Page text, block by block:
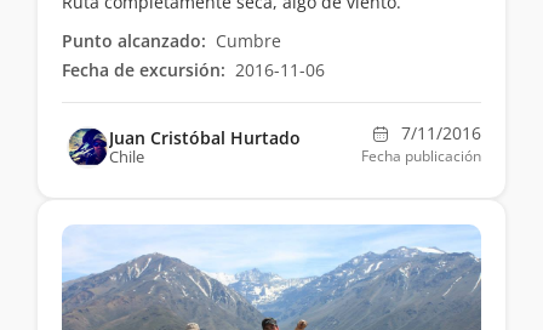
Punto alcanzado: Cumbre
Fecha de excursión: 2016-11-06
Juan Cristóbal Hurtado
Chile
7/11/2016
Fecha publicación